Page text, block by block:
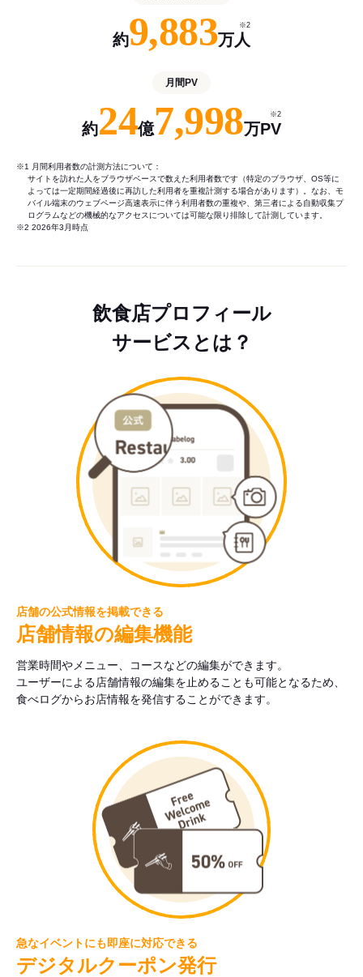
約9,883万人
※2
月間PV
約24億7,998万PV
※2
※1 月間利用者数の計測方法について：
サイトを訪れた人をブラウザベースで数えた利用者数です（特定のブラウザ、OS等に
よっては一定期間経過後に再訪した利用者を重複計測する場合があります）。なお、モ
バイル端末のウェブページ高速表示に伴う利用者数の重複や、第三者による自動収集プ
ログラムなどの機械的なアクセスについては可能な限り排除して計測しています。
※2 2026年3月時点
飲食店プロフィール
サービスとは？
店舗の公式情報を掲載できる
店舗情報の編集機能
営業時間やメニュー、コースなどの編集ができます。
ユーザーによる店舗情報の編集を止めることも可能となるため、
食べログからお店情報を発信することができます。
急なイベントにも即座に対応できる
デジタルクーポン発行